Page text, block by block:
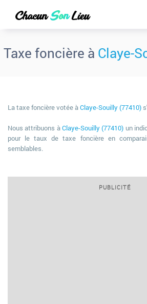
Taxe foncière à Claye-
La taxe foncière votée àClaye-Souilly (77410)
Nous attribuons àClaye-Souilly (77410) un
pour le taux de taxe foncière en
semblables.
PUBLICITÉ